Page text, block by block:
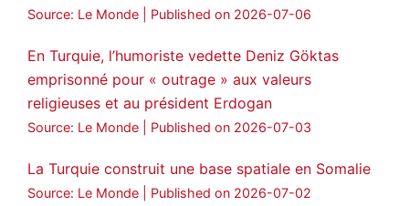
Source: Le Monde Published on 2026-07-06
En Turquie, l’humoriste vedette Deniz Göktas
emprisonné pour « outrage » aux valeurs
religieuses et au président Erdogan
Source: Le Monde Published on 2026-07-03
La Turquie construit une base spatiale en Somalie
Source: Le Monde Published on 2026-07-02